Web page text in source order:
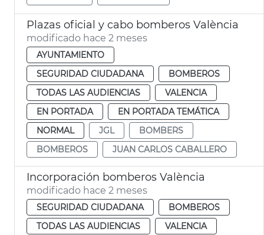
Plazas oficial y cabo bomberos València
modificado hace 2 meses
AYUNTAMIENTO
SEGURIDAD CIUDADANA
BOMBEROS
TODAS LAS AUDIENCIAS
VALENCIA
EN PORTADA
EN PORTADA TEMÁTICA
NORMAL
JGL
BOMBERS
BOMBEROS
JUAN CARLOS CABALLERO
Incorporación bomberos València
modificado hace 2 meses
SEGURIDAD CIUDADANA
BOMBEROS
TODAS LAS AUDIENCIAS
VALENCIA